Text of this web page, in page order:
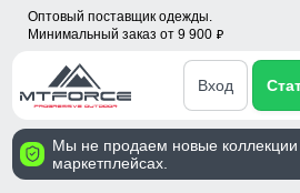
Оптовый поставщик одежды.
Минимальный заказ от 9 900 p
Вход
Мы не продаем новые
маркетплейсах.